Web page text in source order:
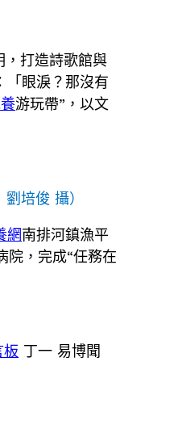
，打造詩歌館與
「眼淚？那沒有
游玩帶”，以文
培俊 攝）
網南排河鎮漁平
院，完成“任務在
板 丁一 易博聞